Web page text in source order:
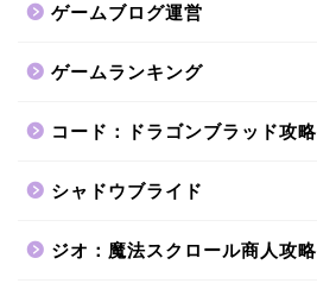
ゲームブログ運営
ゲームランキング
コード：ドラゴンブラッド攻略
シャドウブライド
ジオ：魔法スクロール商人攻略